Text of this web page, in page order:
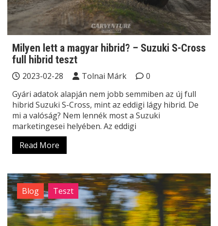
Milyen lett a magyar hibrid? – Suzuki S-Cross
full hibrid teszt
2023-02-28 Tolnai Márk
0
Gyári adatok alapján nem jobb semmiben az új full
hibrid Suzuki S-Cross, mint az eddigi lágy hibrid. De
mi a valóság? Nem lennék most a Suzuki
marketingesei helyében. Az eddigi
Read More
Blog Teszt